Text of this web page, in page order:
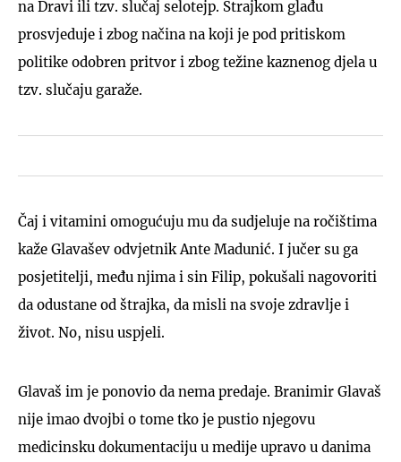
na Dravi ili tzv. slučaj selotejp. Štrajkom glađu
prosvjeduje i zbog načina na koji je pod pritiskom
politike odobren pritvor i zbog težine kaznenog djela u
tzv. slučaju garaže.
Čaj i vitamini omogućuju mu da sudjeluje na ročištima
kaže Glavašev odvjetnik Ante Madunić. I jučer su ga
posjetitelji, među njima i sin Filip, pokušali nagovoriti
da odustane od štrajka, da misli na svoje zdravlje i
život. No, nisu uspjeli.
Glavaš im je ponovio da nema predaje. Branimir Glavaš
nije imao dvojbi o tome tko je pustio njegovu
medicinsku dokumentaciju u medije upravo u danima